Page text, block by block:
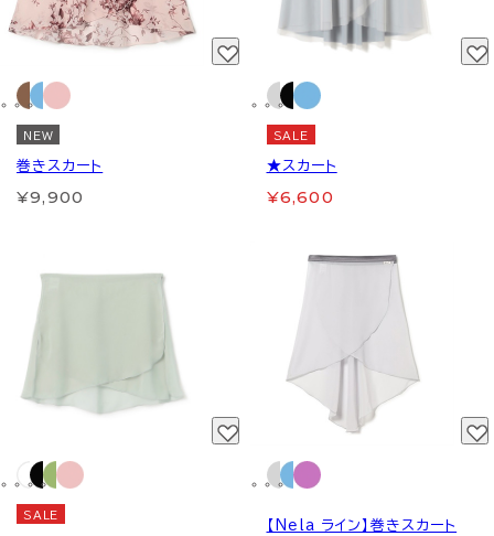
NEW
巻きスカート
¥9,900
SALE
★スカート
¥6,600
SALE
【Nela ライン】巻きスカート